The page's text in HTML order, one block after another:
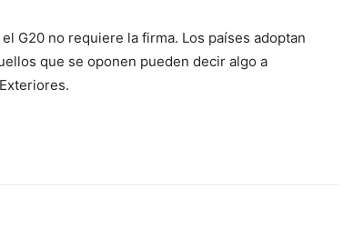
G20 no requiere la firma. Los países adoptan
que se oponen pueden decir algo a